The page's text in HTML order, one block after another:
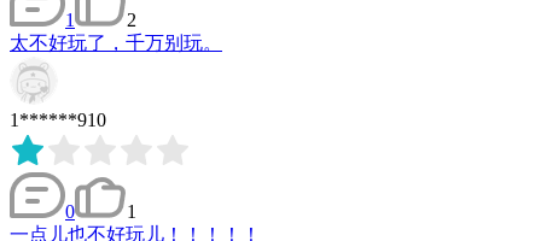
1
2
太不好玩了，千万别玩。
1******910
0
1
一点儿也不好玩儿！！！！！